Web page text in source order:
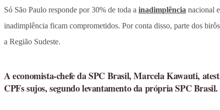
Só São Paulo responde por 30% de toda a inadimplência nacional
inadimplência ficam comprometidos. Por conta disso, parte dos
a Região Sudeste.
A economista-chefe da SPC Brasil, Marcela Kawauti,
CPFs sujos, segundo levantamento da própria SPC